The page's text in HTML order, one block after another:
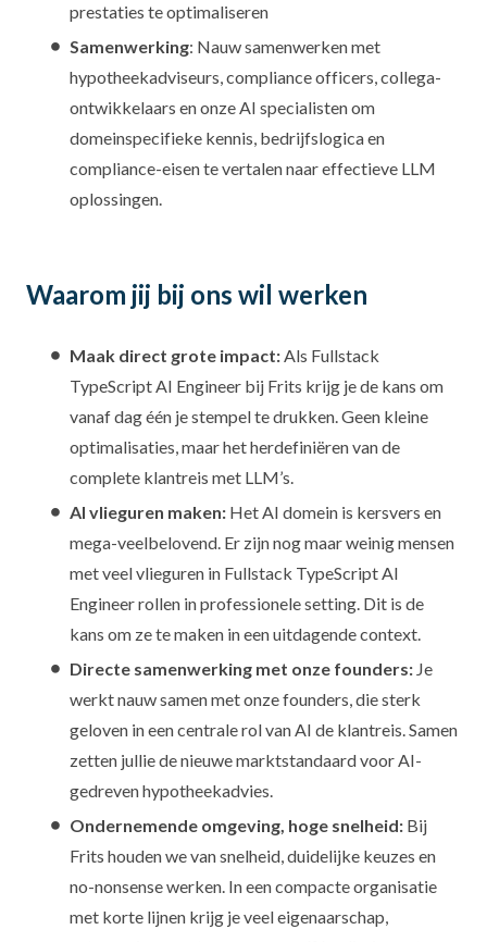
prestaties te optimaliseren
Samenwerking: Nauw samenwerken met
hypotheekadviseurs, compliance officers, collega-
ontwikkelaars en onze AI specialisten om
domeinspecifieke kennis, bedrijfslogica en
compliance-eisen te vertalen naar effectieve LLM
oplossingen.
Waarom jij bij ons wil werken
Maak direct grote impact:Als Fullstack
TypeScript AI Engineer bij Frits krijg je de kans om
vanaf dag één je stempel te drukken. Geen kleine
optimalisaties, maar het herdefiniëren van de
complete klantreis met LLM’s.
AI vlieguren maken: Het AI domein is kersvers en
mega-veelbelovend. Er zijn nog maar weinig mensen
met veel vlieguren in Fullstack TypeScript AI
Engineer rollen in professionele setting. Dit is de
kans om ze te maken in een uitdagende context.
Directe samenwerking met onze founders: Je
werkt nauw samen met onze founders, die sterk
geloven in een centrale rol van AI de klantreis. Samen
zetten jullie de nieuwe marktstandaard voor AI-
gedreven hypotheekadvies.
Ondernemende omgeving, hoge snelheid: Bij
Frits houden we van snelheid, duidelijke keuzes en
no-nonsense werken. In een compacte organisatie
met korte lijnen krijg je veel eigenaarschap,